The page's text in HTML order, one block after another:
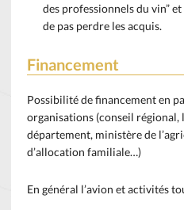
des professionnels du vin”
de pas perdre les acquis.
Financement
Possibilité de financement en
organisations (conseil régional,
département, ministère de
d’allocation familiale…)
En général l’avion et activités